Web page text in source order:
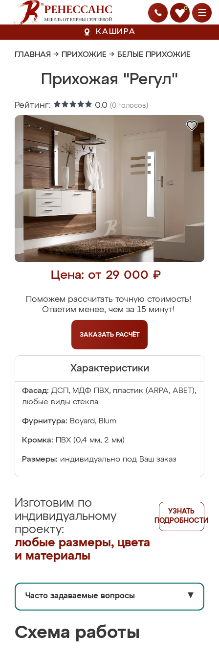
0
КАШИРА
ГЛАВНАЯ → ПРИХОЖИЕ → БЕЛЫЕ ПРИХОЖИЕ
Прихожая "Регул"
Рейтинг: 0.0 (0 голосов)
Цена: от 29 000 ₽
Поможем рассчитать точную стоимость!
Ответим менее, чем за 15 минут!
ЗАКАЗАТЬ РАСЧЁТ
Характеристики
Фасад: ДСП, МДФ ПВХ, пластик (ARPA, ABET),
любые виды стекла
Фурнитура: Boyard, Blum
Кромка: ПВХ (0,4 мм, 2 мм)
Размеры: индивидуально под Ваш заказ
Изготовим по
индивидуальному
проекту:
любые размеры, цвета
и материалы
УЗНАТЬ
ПОДРОБНОСТИ
Часто задаваемые вопросы ▼
Схема работы